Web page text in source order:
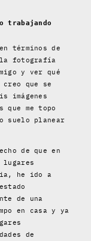
trabajando
términos de
la fotografía
y ver qué
que se
imágenes
me topo
suelo planear
de que en
lugares
he ido a
de una
en casa y ya
de